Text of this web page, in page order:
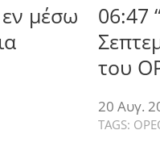
μέσω
06:47
του
20 Αυγ.
TAGS: